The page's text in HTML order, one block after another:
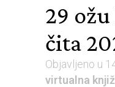
29 ožu
čita
Objavljeno u
virtualna